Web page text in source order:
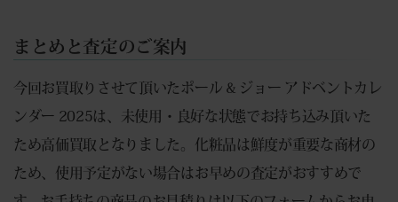
まとめと査定のご案内
今回お買取りさせて頂いたポール & ジョー アドベントカレ
ンダー 2025は、未使用・良好な状態でお持ち込み頂いた
ため高価買取となりました。化粧品は鮮度が重要な商材の
ため、使用予定がない場合はお早めの査定がおすすめで